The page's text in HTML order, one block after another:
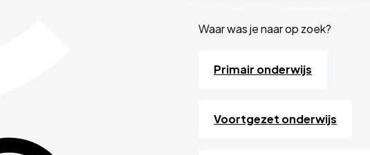
Waar was je naar op zoek?
Primair onderwijs
Voortgezet onderwijs